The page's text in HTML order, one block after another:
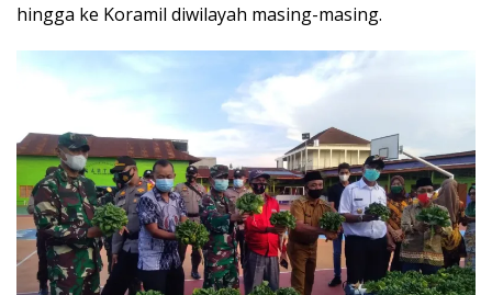
hingga ke Koramil diwilayah masing-masing.